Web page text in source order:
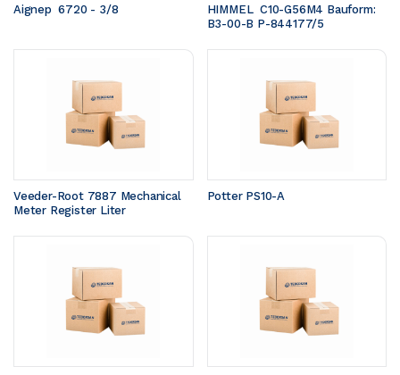
Aignep  6720 - 3/8
HIMMEL  C10-G56M4 Bauform:
B3-00-B P-844177/5
Veeder-Root 7887 Mechanical
Meter Register Liter
Potter PS10-A